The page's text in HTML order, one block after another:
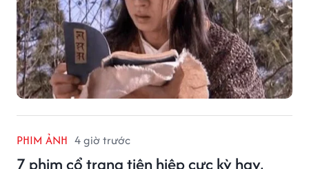
PHIM ẢNH 4 giờ trước
7 phim cổ trang tiên hiệp cực kỳ hay,